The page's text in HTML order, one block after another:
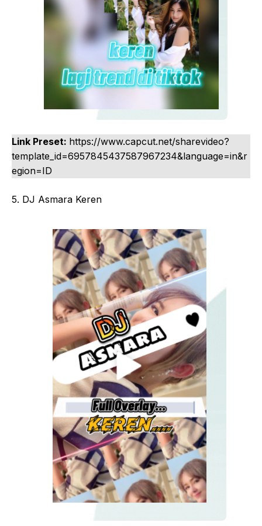
Link Preset: https://www.capcut.net/sharevideo?
template_id=6957845437587967234&language=in&r
egion=ID
5. DJ Asmara Keren